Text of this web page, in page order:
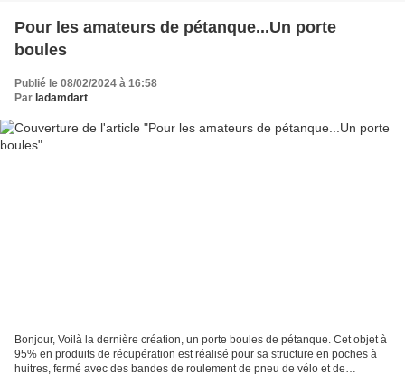
Pour les amateurs de pétanque...Un porte
boules
Publié le 08/02/2024 à 16:58
Par ladamdart
Bonjour, Voilà la dernière création, un porte boules de pétanque. Cet objet à
95% en produits de récupération est réalisé pour sa structure en poches à
huitres, fermé avec des bandes de roulement de pneu de vélo et de